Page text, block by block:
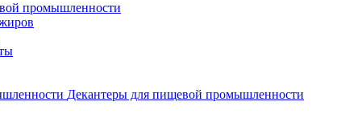
промышленности
Декантеры для пищевой промышленности